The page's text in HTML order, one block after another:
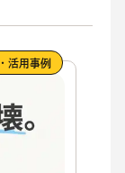
活用事例